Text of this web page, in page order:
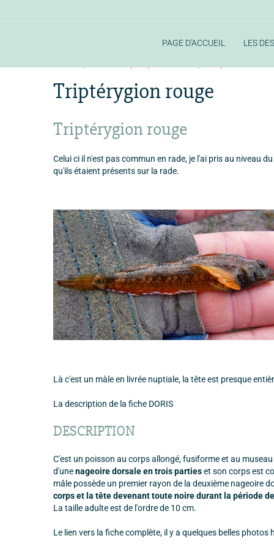
PAGE D'ACCUEIL LES
Triptérygion rouge
Triptérygion rouge
Celui ci il n'est pas commun en rade, je l'ai pris au niveau
qu'ils étaient présents sur la rade.
Là c'est un màle en livrée nuptiale, la tête est presque
La description de la fiche DORIS
DESCRIPTION
C'est un poisson au corps allongé, fusiforme et au
d'unenageoire dorsale en trois partieset son corps est
mâle possède un premier rayon de la deuxième nageoire
corps et la tête devenant toute noire durant la période
La taille adulte est de l'ordre de 10 cm.
Le lien vers la fiche complète, il y a quelques belles